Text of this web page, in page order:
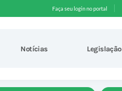
Faça seu login no portal
Notícias Legislação